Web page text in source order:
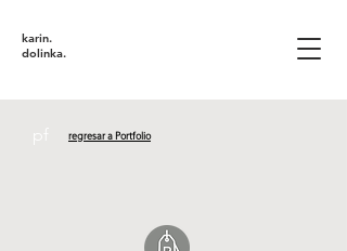
karin.
dolinka.
pf regresar a Portfolio